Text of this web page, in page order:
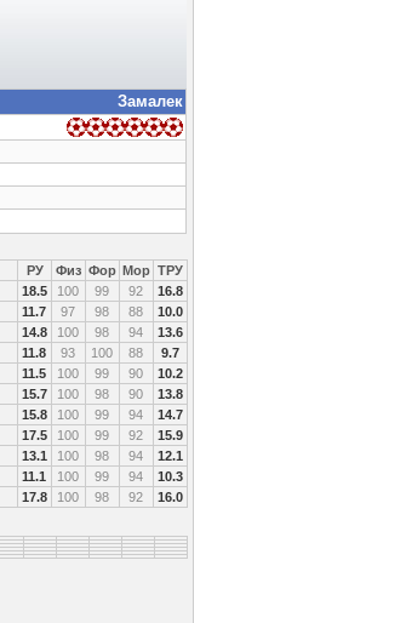
Замалек
РУ Физ Фор Мор ТРУ
18.5 100 99 92
16.8
11.7 97 98 88
10.0
14.8 100 98 94
13.6
11.8 93 100 88
9.7
11.5 100 99 90
10.2
15.7 100 98 90
13.8
15.8 100 99 94
14.7
17.5 100 99 92
15.9
13.1 100 98 94
12.1
11.1 100 99 94
10.3
17.8 100 98 92 16.0